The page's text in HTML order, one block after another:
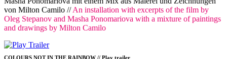
von Milton Camilo //An installation with excerpts of the film by
Oleg Stepanov and Masha Ponomariova with a mixture of paintings
and drawings by Milton Camilo
COLOURS NOT IN THE RAINBOW // Play trailer